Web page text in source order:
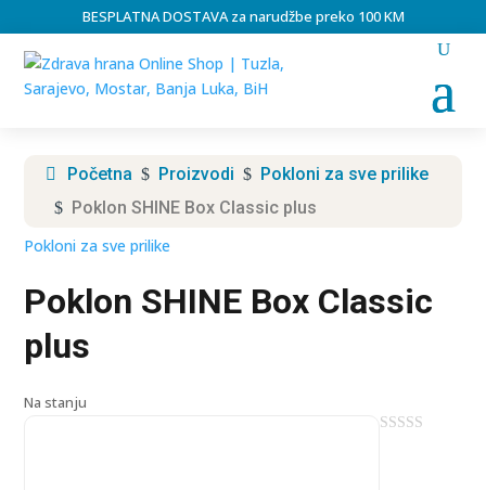
BESPLATNA DOSTAVA za narudžbe preko 100 KM
Početna $ Proizvodi $ Pokloni za sve prilike
$ Poklon SHINE Box Classic plus
Pokloni za sve prilike
Poklon SHINE Box Classic
plus
Na stanju